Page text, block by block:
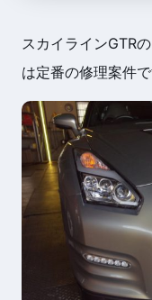
スカイラインGTR
は定番の修理案件で